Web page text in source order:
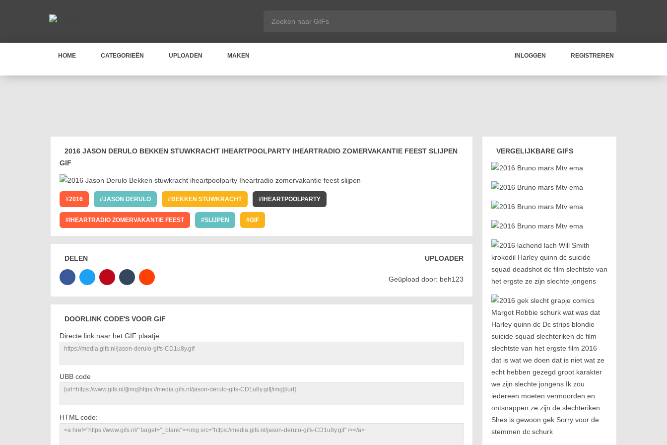
HOME CATEGORIEËN UPLOADEN MAKEN INLOGGEN REGISTREREN
2016 JASON DERULO BEKKEN STUWKRACHT IHEARTPOOLPARTY IHEARTRADIO ZOMERVAKANTIE FEEST SLIJPEN
GIF
2016 JASON DERULO BEKKEN STUWKRACHT IHEARTPOOLPARTY
IHEARTRADIO ZOMERVAKANTIE FEEST SLIJPEN GIF
DELEN UPLOADER
Geüpload door: beh123
DOORLINK CODE'S VOOR GIF
Directe link naar het GIF plaatje:
UBB code
HTML code:
VERGELIJKBARE GIFS